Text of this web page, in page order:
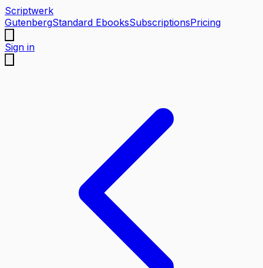
Scriptwerk
GutenbergStandard EbooksSubscriptionsPricing
Sign in